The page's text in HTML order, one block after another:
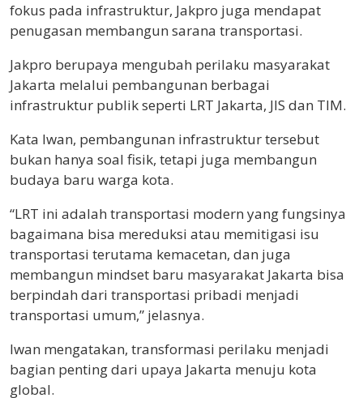
fokus pada infrastruktur, Jakpro juga mendapat
penugasan membangun sarana transportasi.
Jakpro berupaya mengubah perilaku masyarakat
Jakarta melalui pembangunan berbagai
infrastruktur publik seperti LRT Jakarta, JIS dan TIM.
Kata Iwan, pembangunan infrastruktur tersebut
bukan hanya soal fisik, tetapi juga membangun
budaya baru warga kota.
“LRT ini adalah transportasi modern yang fungsinya
bagaimana bisa mereduksi atau memitigasi isu
transportasi terutama kemacetan, dan juga
membangun mindset baru masyarakat Jakarta bisa
berpindah dari transportasi pribadi menjadi
transportasi umum,” jelasnya.
Iwan mengatakan, transformasi perilaku menjadi
bagian penting dari upaya Jakarta menuju kota
global.